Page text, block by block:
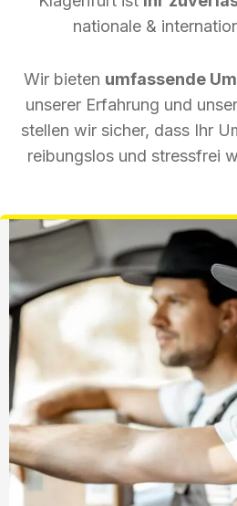
nationale &
Wir bieten umfassende
unserer Erfahrung und
stellen wir sicher, dass Ihr
reibungslos und stressfrei